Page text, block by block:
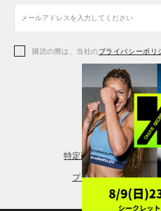
アクセサリー
アクセサリー
シューズ
アクセサリー
レギンス＆タイツ
シューズ
購読の際は、当社のプライバシーポリ
特定商取引法に基づく通
プライバシーポリシー